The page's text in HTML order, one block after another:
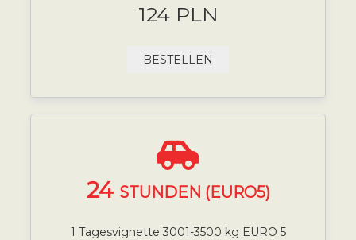
124 PLN
BESTELLEN
24 STUNDEN (EURO5)
1 Tagesvignette 3001-3500 kg EURO 5